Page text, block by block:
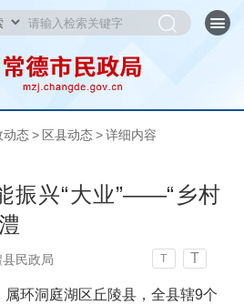
动态 > 区县动态 > 详细内容
振兴“大业”——“乡村
民政局 T T
属环洞庭湖区丘陵县，全县辖9个